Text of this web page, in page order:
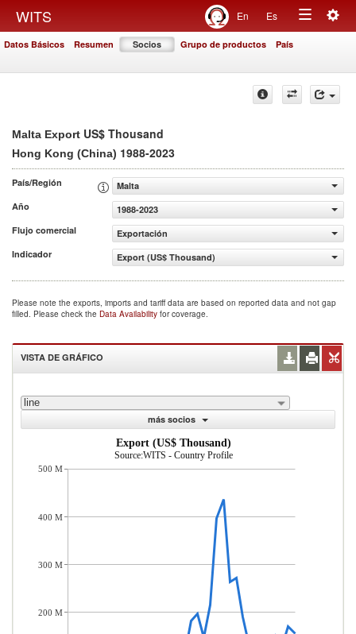
WITS En Es
Toggle
Datos Básicos Resumen Socios Grupo de productos País
Malta Export US$ Thousand
Hong Kong (China) 1988-2023
País/Región
Malta
Año
1988-2023
Flujo comercial
Exportación
Indicador
Export (US$ Thousand)
Please note the exports, imports and tariff data are based on reported data and not gap
filled. Please check the Data Availability for coverage.
VISTA DE GRÁFICO
line
más socios
Export (US$ Thousand)
Source:WITS - Country Profile
500 M
400 M
300 M
200 M